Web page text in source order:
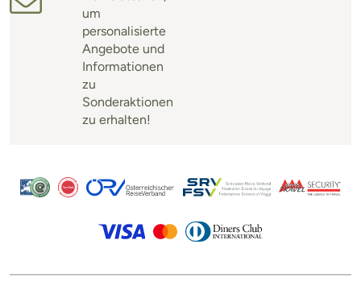
um
personalisierte
Angebote und
Informationen
zu
Sonderaktionen
zu erhalten!